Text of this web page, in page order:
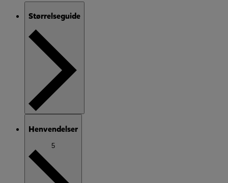
Størrelseguide
Henvendelser
5